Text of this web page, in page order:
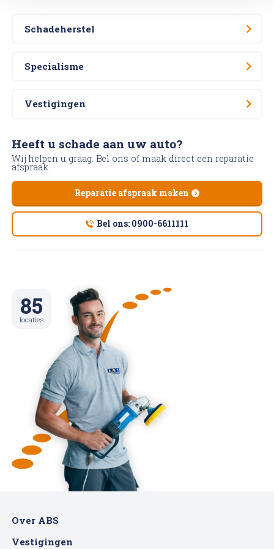
Schadeherstel
Specialisme
Vestigingen
85
locaties
Heeft u schade aan uw auto?
Wij helpen u graag. Bel ons of maak direct een reparatie
afspraak.
Reparatie afspraak maken
Bel ons: 0900-6611111
Over ABS
Vestigingen